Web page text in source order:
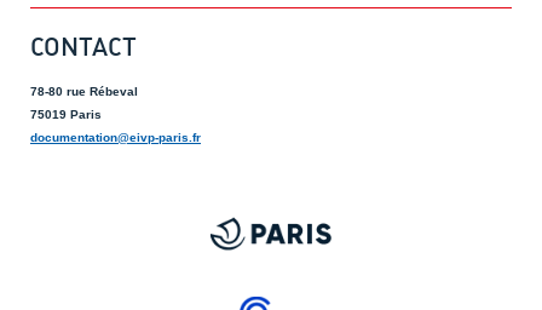
CONTACT
78-80 rue Rébeval
75019 Paris
documentation@eivp-paris.fr